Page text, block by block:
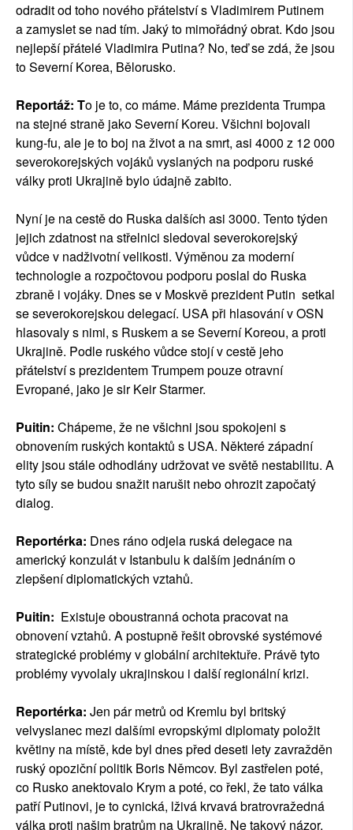
odradit od toho nového přátelství s Vladimirem Putinem
a zamyslet se nad tím. Jaký to mimořádný obrat. Kdo jsou
nejlepší přátelé Vladimira Putina? No, teď se zdá, že jsou
to Severní Korea, Bělorusko.
Reportáž: To je to, co máme. Máme prezidenta Trumpa
na stejné straně jako Severní Koreu. Všichni bojovali
kung-fu, ale je to boj na život a na smrt, asi 4000 z 12 000
severokorejských vojáků vyslaných na podporu ruské
války proti Ukrajině bylo údajně zabito.
Nyní je na cestě do Ruska dalších asi 3000. Tento týden
jejich zdatnost na střelnici sledoval severokorejský
vůdce v nadživotní velikosti. Výměnou za moderní
technologie a rozpočtovou podporu poslal do Ruska
zbraně i vojáky. Dnes se v Moskvě prezident Putin setkal
se severokorejskou delegací. USA při hlasování v OSN
hlasovaly s nimi, s Ruskem a se Severní Koreou, a proti
Ukrajině. Podle ruského vůdce stojí v cestě jeho
přátelství s prezidentem Trumpem pouze otravní
Evropané, jako je sir Keir Starmer.
Puitin: Chápeme, že ne všichni jsou spokojeni s
obnovením ruských kontaktů s USA. Některé západní
elity jsou stále odhodlány udržovat ve světě nestabilitu. A
tyto síly se budou snažit narušit nebo ohrozit započatý
dialog.
Reportérka: Dnes ráno odjela ruská delegace na
americký konzulát v Istanbulu k dalším jednáním o
zlepšení diplomatických vztahů.
Puitin: Existuje oboustranná ochota pracovat na
obnovení vztahů. A postupně řešit obrovské systémové
strategické problémy v globální architektuře. Právě tyto
problémy vyvolaly ukrajinskou i další regionální krizi.
Reportérka: Jen pár metrů od Kremlu byl britský
velvyslanec mezi dalšími evropskými diplomaty položit
květiny na místě, kde byl dnes před deseti lety zavražděn
ruský opoziční politik Boris Němcov. Byl zastřelen poté,
co Rusko anektovalo Krym a poté, co řekl, že tato válka
patří Putinovi, je to cynická, lživá krvavá bratrovražedná
válka proti našim bratrům na Ukrajině. Ne takový názor,